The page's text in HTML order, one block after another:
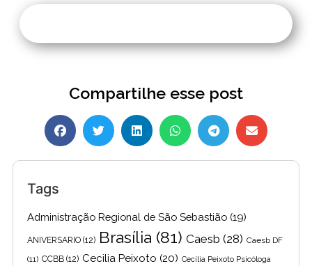
Compartilhe esse post
Tags
Administração Regional de São Sebastião (19)
ANIVERSARIO (12) Brasília (81) Caesb (28) Caesb DF
(11) CCBB (12) Cecilia Peixoto (20) Cecília Peixoto Psicóloga